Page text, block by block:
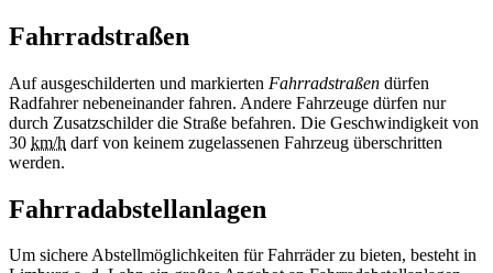
Fahrradstraßen
Auf ausgeschilderten und markierten Fahrradstraßen dürfen
Radfahrer nebeneinander fahren. Andere Fahrzeuge dürfen nur
durch Zusatzschilder die Straße befahren. Die Geschwindigkeit von
30 km/h darf von keinem zugelassenen Fahrzeug überschritten
werden.
Fahrradabstellanlagen
Um sichere Abstellmöglichkeiten für Fahrräder zu bieten, besteht in